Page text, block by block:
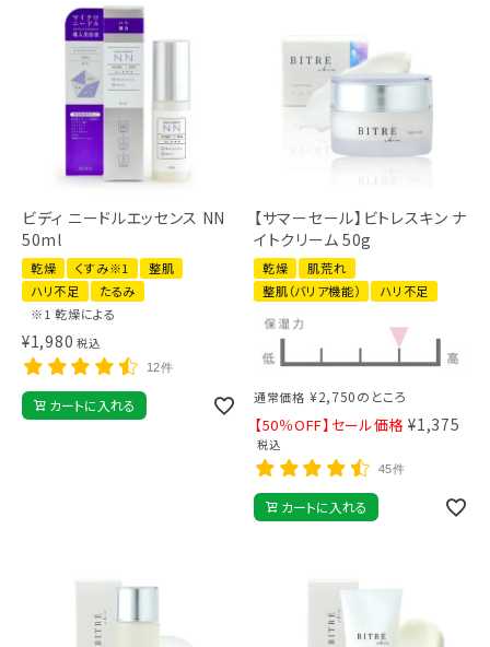
ビディ ニードルエッセンス NN
50ml
乾燥 くすみ※1
整肌
ハリ不足
たるみ
※1 乾燥による
¥1,980 税込
12件
カートに入れる
【サマーセール】ビトレスキン ナ
イトクリーム 50g
乾燥
肌荒れ
整肌（バリア機能）
ハリ不足
通常価格 ¥2,750のところ
【50％OFF】セール価格 ¥1,375
税込
45件
カートに入れる